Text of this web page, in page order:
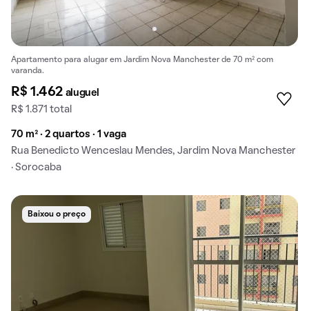
Apartamento para alugar em Jardim Nova Manchester de 70 m² com
varanda.
R$ 1.462 aluguel
R$ 1.871 total
70 m² · 2 quartos · 1 vaga
Rua Benedicto Wenceslau Mendes, Jardim Nova Manchester
· Sorocaba
Baixou o preço